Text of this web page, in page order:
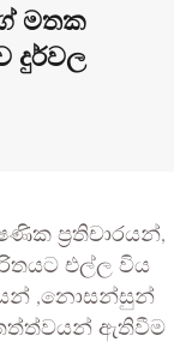
මතක
දුර්වල
ප්‍රතිචාරයන්,
එල්ල විය
,නොසන්සුන්
ඇතිවීම